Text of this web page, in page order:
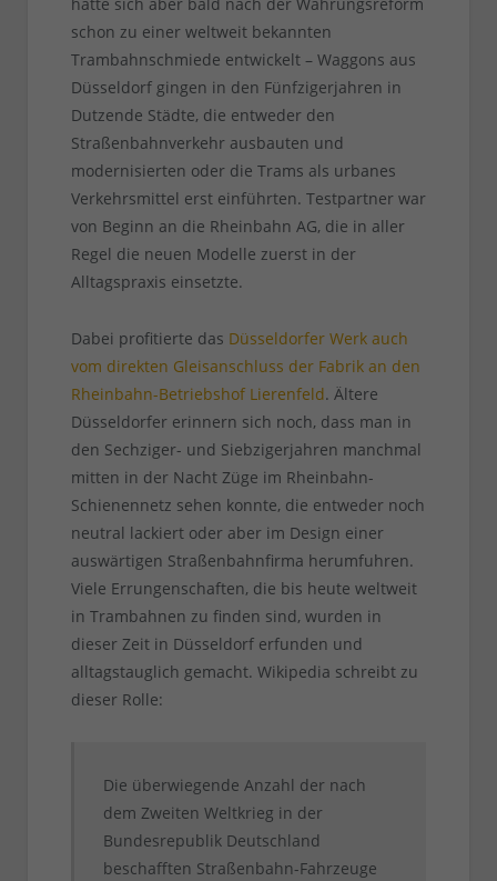
schon zu einer weltweit bekannten
Trambahnschmiede entwickelt – Waggons aus
Düsseldorf gingen in den Fünfzigerjahren in
Dutzende Städte, die entweder den
Straßenbahnverkehr ausbauten und
modernisierten oder die Trams als urbanes
Verkehrsmittel erst einführten. Testpartner war
von Beginn an die Rheinbahn AG, die in aller
Regel die neuen Modelle zuerst in der
Alltagspraxis einsetzte.
Dabei profitierte das Düsseldorfer Werk auch
vom direkten Gleisanschluss der Fabrik an den
Rheinbahn-Betriebshof Lierenfeld. Ältere
Düsseldorfer erinnern sich noch, dass man in
den Sechziger- und Siebzigerjahren manchmal
mitten in der Nacht Züge im Rheinbahn-
Schienennetz sehen konnte, die entweder noch
neutral lackiert oder aber im Design einer
auswärtigen Straßenbahnfirma herumfuhren.
Viele Errungenschaften, die bis heute weltweit
in Trambahnen zu finden sind, wurden in
dieser Zeit in Düsseldorf erfunden und
alltagstauglich gemacht. Wikipedia schreibt zu
dieser Rolle:
Die überwiegende Anzahl der nach
dem Zweiten Weltkrieg in der
Bundesrepublik Deutschland
beschafften Straßenbahn-Fahrzeuge